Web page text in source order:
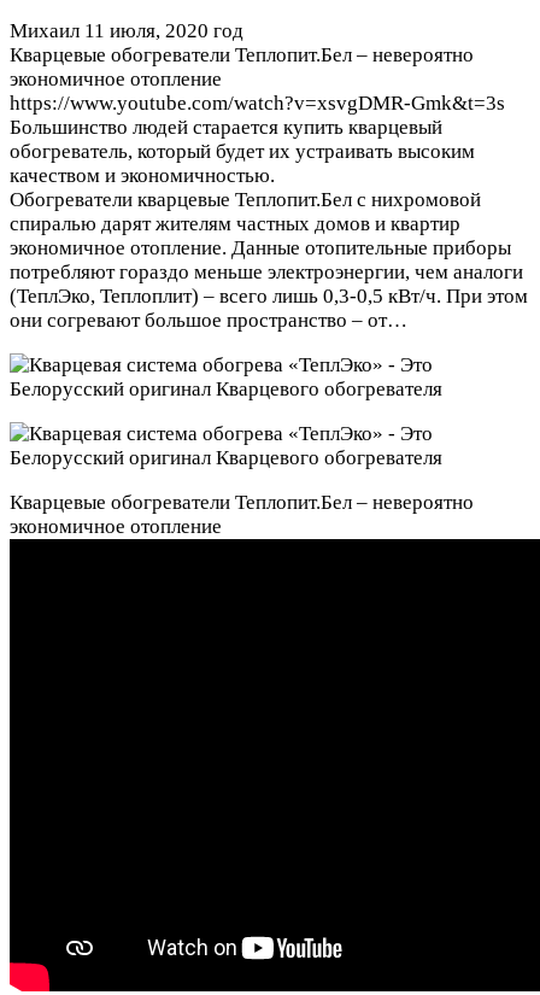
Михаил 11 июля, 2020 год
Кварцевые обогреватели Теплопит.Бел – невероятно
экономичное отопление
https://www.youtube.com/watch?v=xsvgDMR-Gmk&t=3s
Большинство людей старается купить кварцевый
обогреватель, который будет их устраивать высоким
качеством и экономичностью.
Обогреватели кварцевые Теплопит.Бел с нихромовой
спиралью дарят жителям частных домов и квартир
экономичное отопление. Данные отопительные приборы
потребляют гораздо меньше электроэнергии, чем аналоги
(ТеплЭко, Теплоплит) – всего лишь 0,3-0,5 кВт/ч. При этом
они согревают большое пространство – от…
Кварцевые обогреватели Теплопит.Бел – невероятно
экономичное отопление